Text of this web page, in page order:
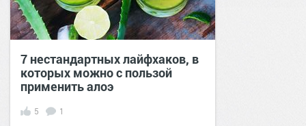
7 нестандартных лайфхаков, в
которых можно с пользой
применить алоэ
5 1